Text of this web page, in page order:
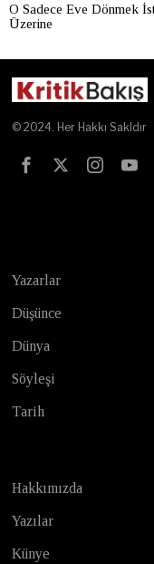
O Sadece Eve Dönmek
Üzerine
© 2024. Her Hakkı Sakldır
Yazarlar
Düşünce
Dünya
Söyleşi
Tarih
Hakkımızda
Yazılar
Künye